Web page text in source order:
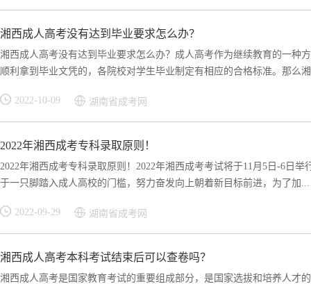
湘西成人高考没有达到毕业要求怎么办？
湘西成人高考没有达到毕业要求怎么办？成人高考作为继续教育的一种
顺利拿到毕业文凭的，各院校对学生毕业制定有相应的合格标准。那么
2022-10-09 湖南省成考网
2022年湘西成考专科录取原则！
2022年湘西成考专科录取原则！2022年湘西成考考试将于11月5日-6日
于一只脚踏入成人高校的门槛，努力奋发向上朝着新目标前进，为了加...
2022-09-29 湖南省成考网
湘西成人高考本科考试结束后可以查卷吗？
湘西成人高考是国家教育考试的重要组成部分，是国家选拔和培养人才